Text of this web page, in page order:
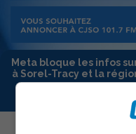
:
Meta bloque les infos
à Sorel-Tracy et la